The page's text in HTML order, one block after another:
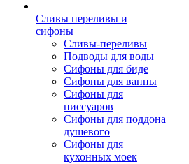
Сливы переливы и
сифоны
Сливы-переливы
Подводы для воды
Сифоны для биде
Сифоны для ванны
Сифоны для
писсуаров
Сифоны для поддона
душевого
Сифоны для
кухонных моек